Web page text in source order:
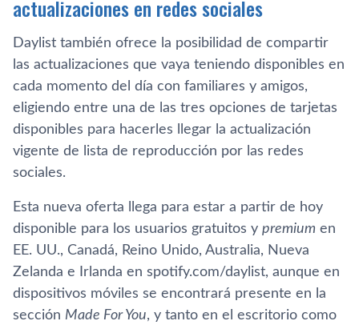
actualizaciones en redes sociales
Daylist también ofrece la posibilidad de compartir
las actualizaciones que vaya teniendo disponibles en
cada momento del día con familiares y amigos,
eligiendo entre una de las tres opciones de tarjetas
disponibles para hacerles llegar la actualización
vigente de lista de reproducción por las redes
sociales.
Esta nueva oferta llega para estar a partir de hoy
disponible para los usuarios gratuitos y premium en
EE. UU., Canadá, Reino Unido, Australia, Nueva
Zelanda e Irlanda en spotify.com/daylist, aunque en
dispositivos móviles se encontrará presente en la
sección Made For You, y tanto en el escritorio como